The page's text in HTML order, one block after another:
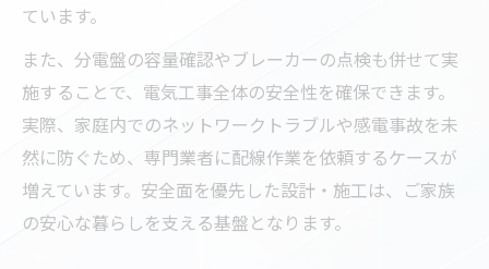
ています。
また、分電盤の容量確認やブレーカーの点検も併せて実
施することで、電気工事全体の安全性を確保できます。
実際、家庭内でのネットワークトラブルや感電事故を未
然に防ぐため、専門業者に配線作業を依頼するケースが
増えています。安全面を優先した設計・施工は、ご家族
の安心な暮らしを支える基盤となります。